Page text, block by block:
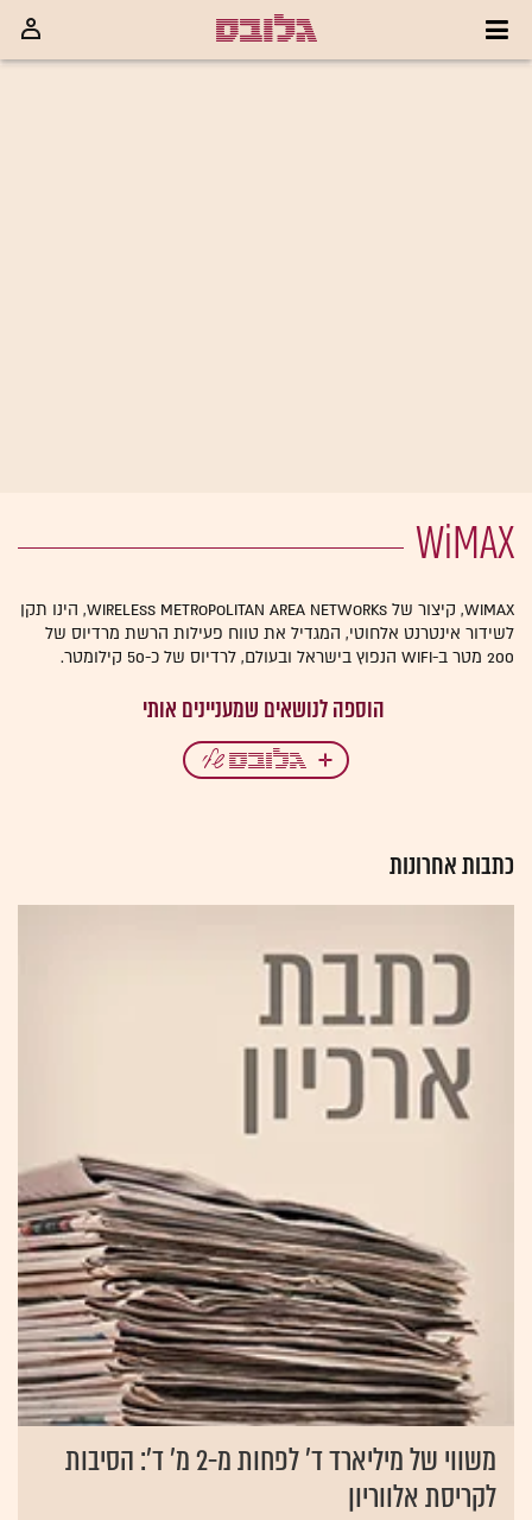
WiMAX
WiMAX, קיצור של Wireless Metropolitan Area Networks, הינו תקן
לשידור אינטרנט אלחוטי, המגדיל את טווח פעילות הרשת מרדיוס של
200 מטר ב-WIFI הנפוץ בישראל ובעולם, לרדיוס של כ-50 קילומטר.
כתבות אחרונות
משווי של מיליארד ד' לפחות מ-2 מ' ד': הסיבות
לקריסת אלווריון